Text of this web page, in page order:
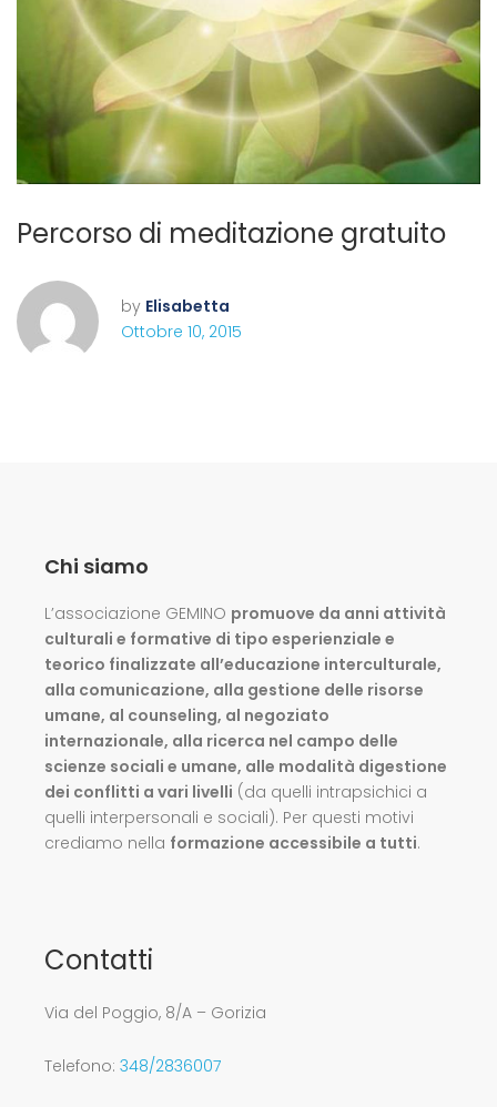
Percorso di meditazione gratuito
by Elisabetta
Ottobre 10, 2015
Chi siamo
L’associazione GEMINO promuove da anni attività
culturali e formative di tipo esperienziale e
teorico finalizzate all’educazione interculturale,
alla comunicazione, alla gestione delle risorse
umane, al counseling, al negoziato
internazionale, alla ricerca nel campo delle
scienze sociali e umane, alle modalità digestione
dei conflitti a vari livelli (da quelli intrapsichici a
quelli interpersonali e sociali). Per questi motivi
crediamo nella formazione accessibile a tutti.
Contatti
Via del Poggio, 8/A – Gorizia
Telefono: 348/2836007